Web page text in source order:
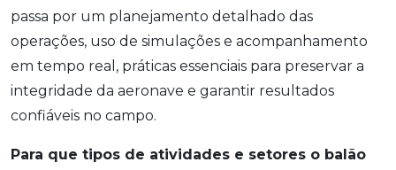
passa por um planejamento detalhado das
operações, uso de simulações e acompanhamento
em tempo real, práticas essenciais para preservar a
integridade da aeronave e garantir resultados
confiáveis no campo.
Para que tipos de atividades e setores o balão